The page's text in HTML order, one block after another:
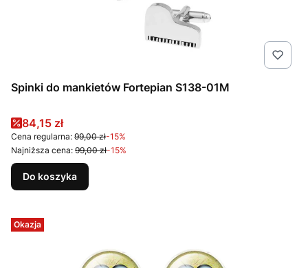
Spinki do mankietów Fortepian S138-01M
Cena promocyjna
84,15 zł
Cena regularna: 99,00 zł-15%
Najniższa cena: 99,00 zł-15%
Do koszyka
Okazja